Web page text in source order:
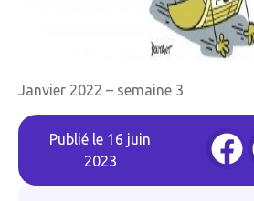
Janvier 2022 – semaine 3
Publié le 16 juin
2023